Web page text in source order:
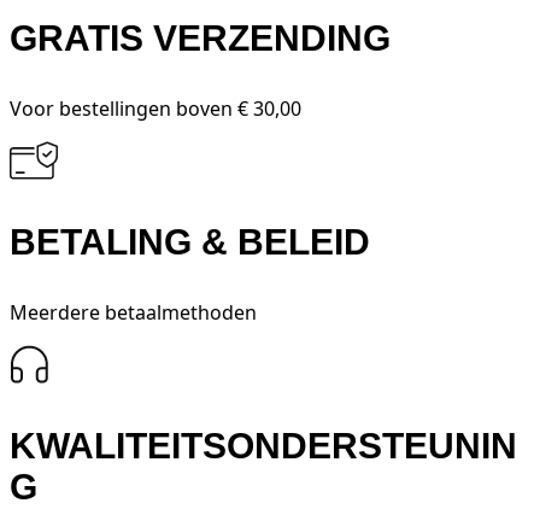
GRATIS VERZENDING
Voor bestellingen boven € 30,00
BETALING & BELEID
Meerdere betaalmethoden
KWALITEITSONDERSTEUNIN
G